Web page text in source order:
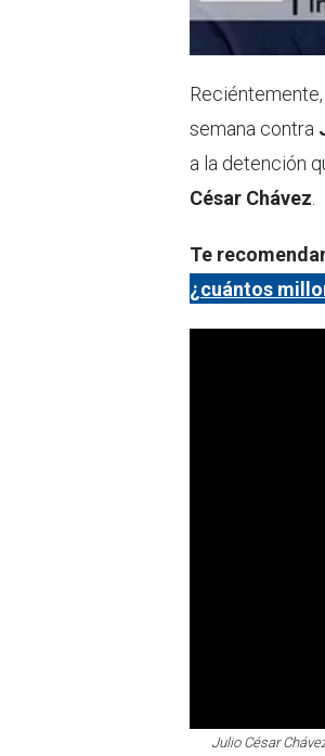
semana contra
a la detención
César Chávez
Te
¿cuántos
Julio César